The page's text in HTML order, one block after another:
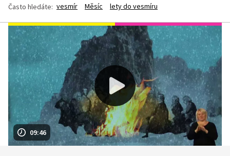
Často hledáte: vesmír Měsíc lety do vesmíru
09:46